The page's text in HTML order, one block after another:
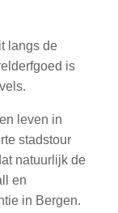
langs de
is
leven in
stadstour
natuurlijk de
en
in Bergen.